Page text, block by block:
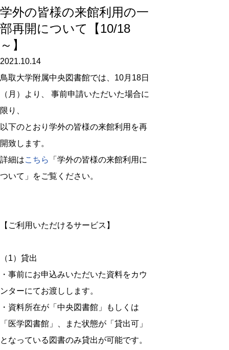
学外の皆様の来館利用の一
部再開について【10/18
～】
2021.10.14
鳥取大学附属中央図書館では、10月18日
（月）より、 事前申請いただいた場合に
限り
以下のとおり学外の皆様の来館利用を再
開致します。
詳細はこちら
「学外の皆様の来館利用に
ついて」をご覧ください。
【ご利用いただけるサービス】
（1）貸出
・事前にお申込みいただいた資料をカウ
ンターにてお渡しします。
・資料所在が「中央図書館」もしくは
「医学図書館」、また状態が「貸出可」
となっている図書のみ貸出が可能です。